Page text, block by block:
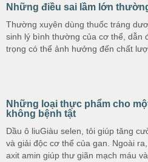
Những điều sai lầm lớn
Thường xuyên dùng thuốc tráng
sinh lý bình thường của cơ thể, dẫn
trọng có thể ảnh hưởng đến chất
Những loại thực phẩm cho
không bệnh tật
Dầu ô liuGiàu selen, tỏi giúp tăng
và giải độc cơ thể của gan. Ngoài
axit amin giúp thư giãn mạch máu